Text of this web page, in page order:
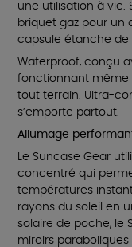
une utilisation à vie.
briquet gaz pour un
capsule étanche de
Waterproof, conçu
fonctionnant même
tout terrain. Ultra-
s’emporte partout.
Allumage
Le Suncase Gear
concentré qui
températures
rayons du soleil en
solaire de poche, le
miroirs